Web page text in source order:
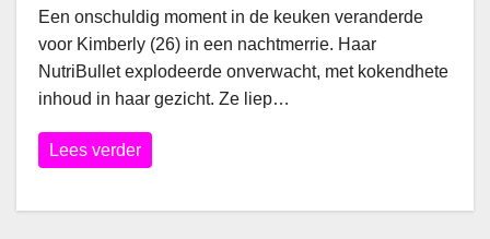
Een onschuldig moment in de keuken veranderde
voor Kimberly (26) in een nachtmerrie. Haar
NutriBullet explodeerde onverwacht, met kokendhete
inhoud in haar gezicht. Ze liep…
Lees verder